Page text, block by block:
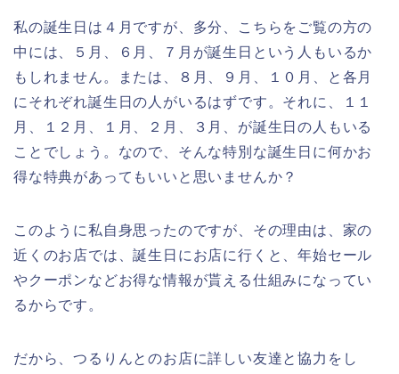
私の誕生日は４月ですが、多分、こちらをご覧の方の
中には、５月、６月、７月が誕生日という人もいるか
もしれません。または、８月、９月、１０月、と各月
にそれぞれ誕生日の人がいるはずです。それに、１１
月、１２月、１月、２月、３月、が誕生日の人もいる
ことでしょう。なので、そんな特別な誕生日に何かお
得な特典があってもいいと思いませんか？
このように私自身思ったのですが、その理由は、家の
近くのお店では、誕生日にお店に行くと、年始セール
やクーポンなどお得な情報が貰える仕組みになってい
るからです。
だから、つるりんとのお店に詳しい友達と協力をし